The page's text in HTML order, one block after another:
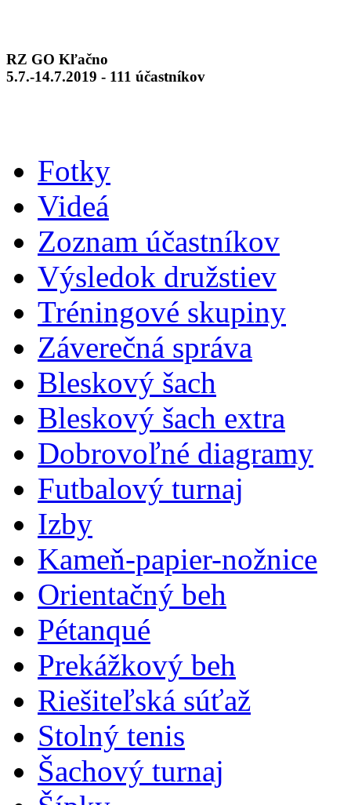
RZ GO Kľačno
5.7.-14.7.2019 - 111 účastníkov
Fotky
Videá
Zoznam účastníkov
Výsledok družstiev
Tréningové skupiny
Záverečná správa
Bleskový šach
Bleskový šach extra
Dobrovoľné diagramy
Futbalový turnaj
Izby
Kameň-papier-nožnice
Orientačný beh
Pétanqué
Prekážkový beh
Riešiteľská súťaž
Stolný tenis
Šachový turnaj